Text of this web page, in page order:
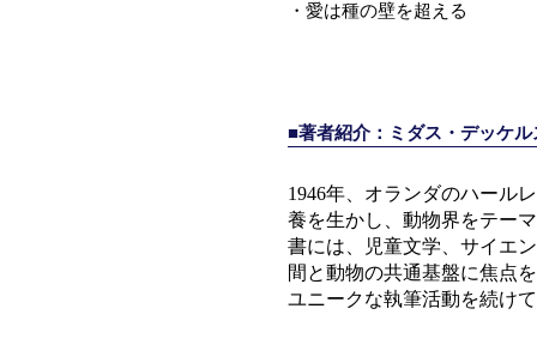
・愛は種の壁を超える
■著者紹介：ミダス・デッケ
1946年、オランダのハール
養を生かし、動物界をテー
書には、児童文学、サイエ
間と動物の共通基盤に焦点
ユニークな執筆活動を続け